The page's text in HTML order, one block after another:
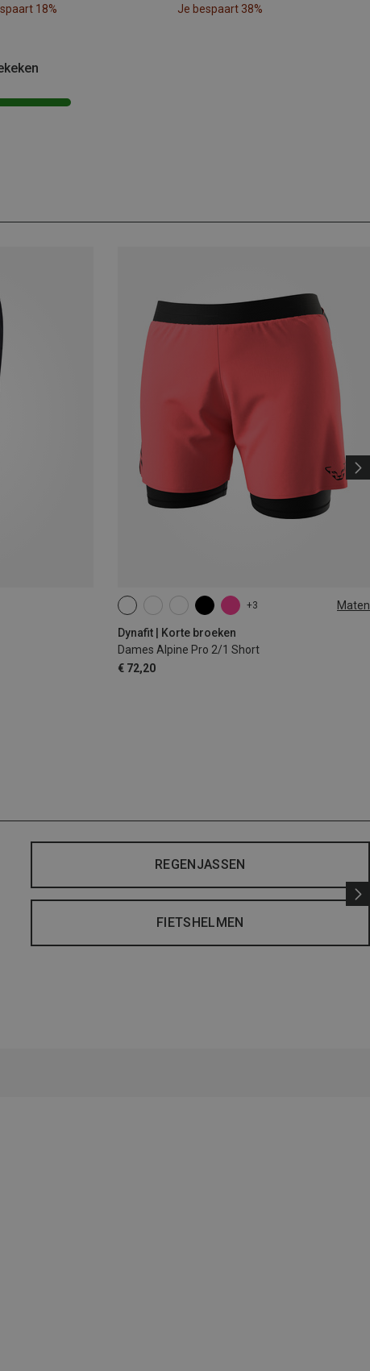
18% Je bespaart 38%
+3 Maten
Dynafit | Korte broeken
Dames Alpine Pro 2/1 Short
€ 72,20
XS S M XL
REGENJASSEN
FIETSHELMEN